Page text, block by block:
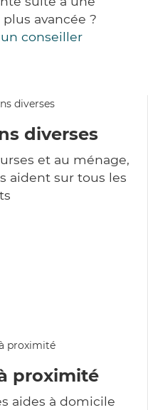
avancée ?
conseiller
diverses
et au ménage,
aident sur tous les
proximité
aides à domicile